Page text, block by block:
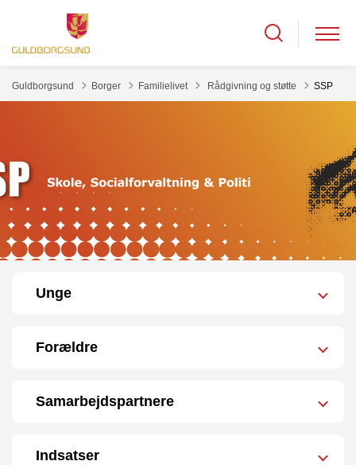
Guldborgsund Borger Familielivet Tilbage til
Rådgivning og støtte SSP
Unge
Forældre
Samarbejdspartnere
Indsatser